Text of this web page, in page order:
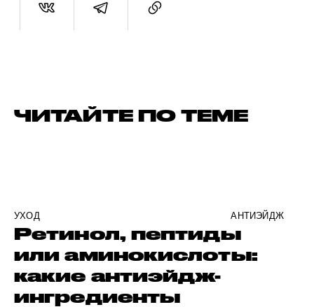
ЧИТАЙТЕ ПО ТЕМЕ
УХОД АНТИЭЙДЖ
Ретинол, пептиды
или аминокислоты:
какие антиэйдж-
ингредиенты